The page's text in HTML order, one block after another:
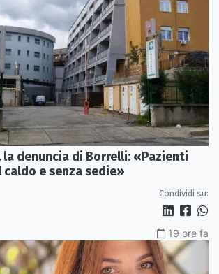
denuncia di Borrelli: «Pazienti
e senza sedie»
Condividi su:
19 ore fa